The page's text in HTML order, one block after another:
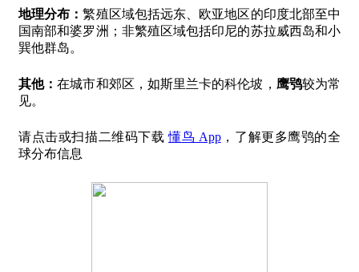
地理分布：繁殖区域包括远东、欧亚地区的印度北部至中
国南部和婆罗洲；非繁殖区域包括印尼的苏拉威西岛和小
巽他群岛。
其他：在城市和郊区，如斯里兰卡的科伦坡， 鹰鸮较为常
见。
请点击或扫描二维码下载懂鸟 App，了解更多鹰鸮的全
球分布信息